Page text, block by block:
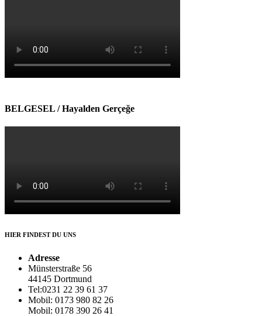
BELGESEL / Hayalden Gerçeğe
HIER FINDEST DU UNS
Adresse
Münsterstraße 56
44145 Dortmund
Tel:0231 22 39 61 37
Mobil: 0173 980 82 26
Mobil: 0178 390 26 41